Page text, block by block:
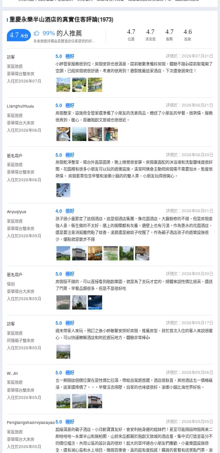
重慶永樂半山酒店的真實住客評論(1973)
4.7 /5分 99% 的人推薦
永安旅遊評價由真實酒店住客提供的評價。
4.7
位置
4.7
清潔度
4.7
服務
4.6
設施
訪客
家庭旅遊
豪華陽台雙床房
入住於2026年07月
5.0 極好
評價於：2026年07月31日
小婷管家服務很到位，房間安排也很滿意，提前聯繫準備好房間，體驗不錯👍提前取電開了
空調，已經房間就很舒適，考慮的很周到！牆裂推薦這家酒店，下次還會過來住！
LianghuiHuʚiɞ
家庭旅遊
豪華陽台大床房
入住於2026年06月
5.0 極好
評價於：2026年06月21日
房間整潔，設施齊全管家還準備了小朋友的洗漱用品，贈送了小朋友的早餐，很熱情，服務
很周到、暖心，距離融創文旅城也很很近。
匿名用戶
家庭旅遊
豪華陽台雙床房
入住於2026年06月
5.0 極好
評價於：2026年06月20日
房間乾淨整潔，陽台外面是園景，晚上睡覺很安靜。房間裏面配的沐浴液和洗髮露味道很好
聞。花園裡有很多小朋友可以玩的遊樂設施。清潔阿姨會主動問房間需不需要加水，態度很
熱情。 房間套票包含早餐和渝樂小鎮的的雙人票，小朋友玩得很開心。
Anyuqiyue
家庭旅遊
豪華陽台雙床房
入住於2026年05月
4.0 很好
評價於：2026年06月01日
孩子過小童節定了這個酒店。這是個酒店集團，像花園酒店。大廳裝修的不錯，但是房間差
強人意。衞生做的不太好，牆上的開關都有灰塵。牆壁上也有污漬。作為靠水的花園酒店，
還是要注意消殺雖然點了蚊香，凌晨還是被蚊子咬醒了。作為親子酒店孩子的遊樂設施很
少，優點就是散步不錯
匿名用戶
情侶
豪華陽台大床房
入住於2026年05月
5.0 極好
評價於：2026年05月30日
房間挺不錯的，可以直接看到融創樂園，就是為了去玩才定的，總體來説性價比很高，還送
了門票，早餐品類很多，但是不是很好吃
訪客
家庭旅遊
阿狸親子雙床房
入住於2026年05月
5.0 極好
評價於：2026年05月17日
週末帶家人來玩，預訂之後小婷聯繫安排好房間，推薦房型，對於首次入住的客人來説很暖
心，可以快速瞭解酒店和附近遊玩地方，體驗非常棒👍
W. Jin
家庭旅遊
豪華陽台雙床房
入住於2026年05月
5.0 極好
評價於：2026年05月06日
五一期間這個價位實在是性價比拉滿，帶娃自駕遊首選。酒店很耿直，其他酒店五一價格瘋
漲，這家還降價了。。。早餐沒去隔壁，自家的也味道很好。渝樂小鎮比海世界好些。
Fengtangshaonvyaoayao
家庭旅遊
豪華陽台大床房
入住於2026年05月
5.0 極好
評價於：2026年05月05日
超級滿意的親子酒店，小月齡寶寶友好，會安利給身邊的姐妹們！甚至可能隔段時間再來二
刷哈哈哈～永樂半山和施柏閣、山前宋品都屬於融創文旅城的酒店羣，集中式打造並區分不
同價位檔次，共用公區的設計真的很妙！超大的草坪適合小朋友們撒歡，小童樂園設施齊
全，還有湖心島和水上項目、晚間音樂會，真的超有度假感！購買的套餐有送景點門票，渝